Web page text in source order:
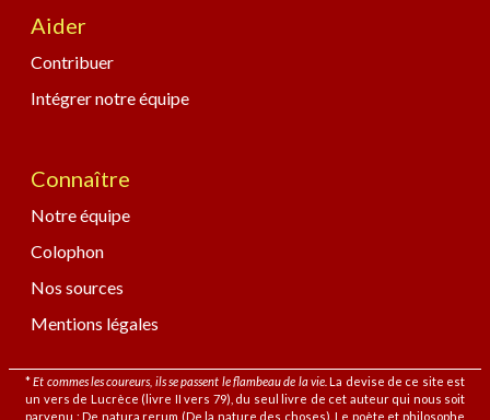
Aider
Contribuer
Intégrer notre équipe
Connaître
Notre équipe
Colophon
Nos sources
Mentions légales
*Et commes les coureurs, ils se passent le flambeau de la vie. La devise de ce site est
un vers de Lucrèce (livre II vers 79), du seul livre de cet auteur qui nous soit
parvenu : De natura rerum (De la nature des choses). Le poète et philosophe